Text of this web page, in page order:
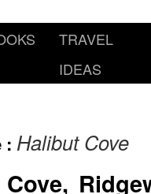
TRAVEL
IDEAS
: Halibut Cove